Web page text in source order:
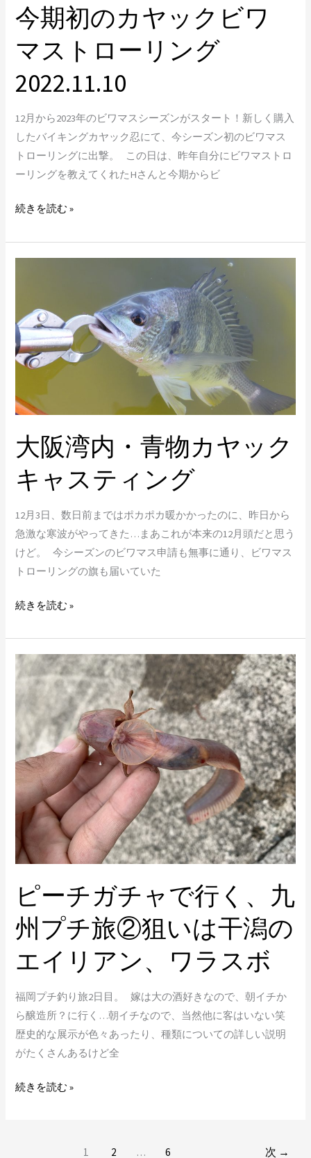
今期初のカヤックビワ
マストローリング
2022.11.10
12月から2023年のビワマスシーズンがスタート！新しく購入
したバイキングカヤック忍にて、今シーズン初のビワマス
トローリングに出撃。 この日は、昨年自分にビワマストロ
ーリングを教えてくれたHさんと今期からビ
ト
ー
ン
2022.11.10
続きを読む »
大阪湾内・青物カヤック
キャスティング
12月3日、数日前まではポカポカ暖かかったのに、昨日から
急激な寒波がやってきた…まあこれが本来の12月頭だと思う
けど。 今シーズンのビワマス申請も無事に通り、ビワマス
トローリングの旗も届いていた
内・
青
物
ヤ
ッ
キ
ャ
テ
ィ
ン
グ
続きを読む »
ピーチガチャで行く、九
州プチ旅②狙いは干潟の
エイリアン、ワラスボ
福岡プチ釣り旅2日目。 嫁は大の酒好きなので、朝イチか
ら醸造所？に行く…朝イチなので、当然他に客はいない笑
歴史的な展示が色々あったり、種類についての詳しい説明
がたくさんあるけど全
ピ
ー
チ
ャ
で
行
く、
州
チ
旅
②
狙
干
潟
の
エ
リ
続きを読む »
1 2 … 6 次 →